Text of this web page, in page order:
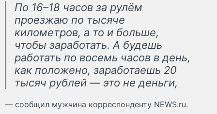
По 16–18 часов за рулём
проезжаю по тысяче
километров, а то и больше,
чтобы заработать. А будешь
работать по восемь часов в день,
как положено, заработаешь 20
тысяч рублей — это не деньги,
— сообщил мужчина корреспонденту NEWS.ru.